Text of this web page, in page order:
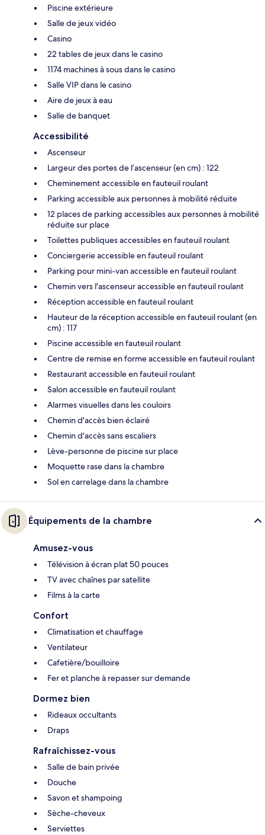
Piscine extérieure
Salle de jeux vidéo
Casino
22 tables de jeux dans le casino
1174 machines à sous dans le casino
Salle VIP dans le casino
Aire de jeux à eau
Salle de banquet
Accessibilité
Ascenseur
Largeur des portes de l’ascenseur (en cm) : 122
Cheminement accessible en fauteuil roulant
Parking accessible aux personnes à mobilité réduite
12 places de parking accessibles aux personnes à mobilité
réduite sur place
Toilettes publiques accessibles en fauteuil roulant
Conciergerie accessible en fauteuil roulant
Parking pour mini-van accessible en fauteuil roulant
Chemin vers l'ascenseur accessible en fauteuil roulant
Réception accessible en fauteuil roulant
Hauteur de la réception accessible en fauteuil roulant (en
cm) : 117
Piscine accessible en fauteuil roulant
Centre de remise en forme accessible en fauteuil roulant
Restaurant accessible en fauteuil roulant
Salon accessible en fauteuil roulant
Alarmes visuelles dans les couloirs
Chemin d'accès bien éclairé
Chemin d'accès sans escaliers
Lève-personne de piscine sur place
Moquette rase dans la chambre
Sol en carrelage dans la chambre
Équipements de la chambre
Amusez-vous
Télévision à écran plat 50 pouces
TV avec chaînes par satellite
Films à la carte
Confort
Climatisation et chauffage
Ventilateur
Cafetière/bouilloire
Fer et planche à repasser sur demande
Dormez bien
Rideaux occultants
Draps
Rafraîchissez-vous
Salle de bain privée
Douche
Savon et shampoing
Sèche-cheveux
Serviettes